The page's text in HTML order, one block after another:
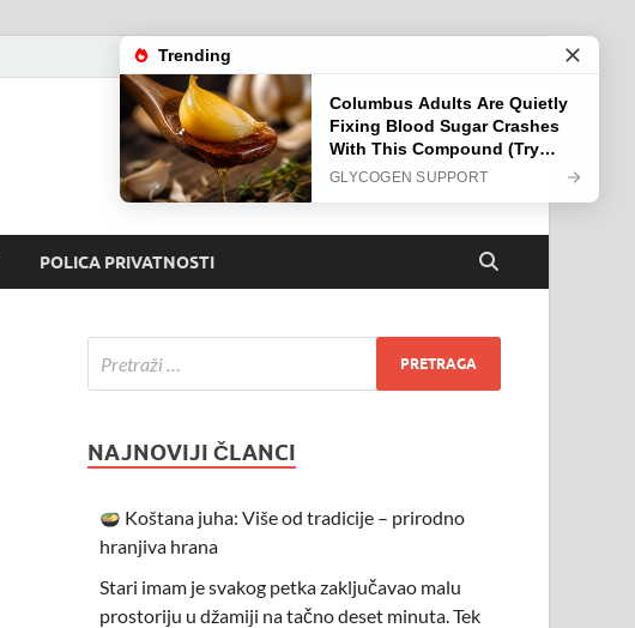
POLICA PRIVATNOSTI
NAJNOVIJI ČLANCI
Koštana juha: Više od tradicije – prirodno
hranjiva hrana
Stari imam je svakog petka zaključavao malu
prostoriju u džamiji na tačno deset minuta. Tek